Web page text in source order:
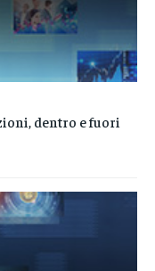
dentro e fuori